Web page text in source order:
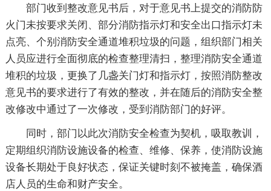
部门收到整改意见书后，对于意见书上提交的消防防
火门未按要求关闭、部分消防指示灯和安全出口指示灯未
点亮、个别消防安全通道堆积垃圾的问题，组织部门相关
人员应进行全面彻底的检查整理清扫，整理消防安全通道
堆积的垃圾，更换了几盏关门灯和指示灯，按照消防整改
意见书的要求进行了有效的整改，并在随后的消防安全整
改修改中通过了一次修改，受到消防部门的好评。
同时，部门以此次消防安全检查为契机，吸取教训，
定期组织消防设施设备的检查、维修、保养，使消防设施
设备长期处于良好状态，保证关键时刻不被掩盖，确保酒
店人员的生命和财产安全。